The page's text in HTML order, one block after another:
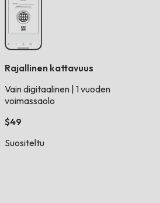
Rajallinen kattavuus
Vain digitaalinen 1 vuoden
voimassaolo
$49
Suositeltu